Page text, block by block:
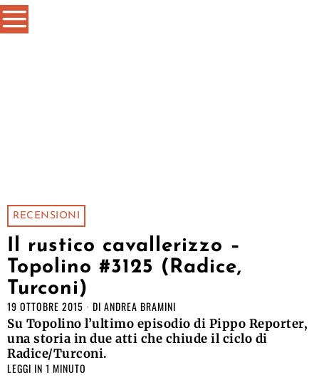
RECENSIONI
Il rustico cavallerizzo –
Topolino #3125 (Radice,
Turconi)
19 OTTOBRE 2015 DI ANDREA BRAMINI
Su Topolino l’ultimo episodio di Pippo Reporter,
una storia in due atti che chiude il ciclo di
Radice/Turconi.
LEGGI IN 1 MINUTO